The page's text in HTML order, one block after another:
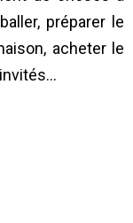
préparer le
acheter le